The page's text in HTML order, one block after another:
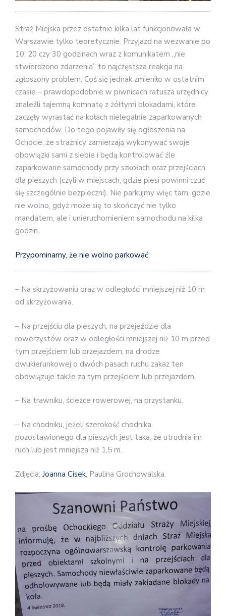
Straż Miejska przez ostatnie kilka lat funkcjonowała w
Warszawie tylko teoretycznie. Przyjazd na wezwanie po
10, 20 czy 30 godzinach wraz z komunikatem „nie
stwierdzono zdarzenia” to najczęstsza reakcja na
zgłoszony problem. Coś się jednak zmieniło w ostatnim
czasie – prawdopodobnie w piwnicach ratusza urzędnicy
znaleźli tajemną komnatę z żółtymi blokadami, które
zaczęły wyrastać na kołach nielegalnie zaparkowanych
samochodów. Do tego pojawiły się ogłoszenia na
Ochocie, że strażnicy zamierzają wykonywać swoje
obowiązki sami z siebie i będą kontrolować źle
zaparkowane samochody przy szkołach oraz przejściach
dla pieszych (czyli w miejscach, gdzie piesi powinni czuć
się szczególnie bezpieczni). Nie parkujmy więc tam, gdzie
nie wolno, gdyż może się to skończyć nie tylko
mandatem, ale i unieruchomieniem samochodu na kilka
godzin.
Przypominamy, że nie wolno parkować:
– Na skrzyżowaniu oraz w odległości mniejszej niż 10 m
od skrzyżowania.
– Na przejściu dla pieszych, na przejeździe dla
rowerzystów oraz w odległości mniejszej niż 10 m przed
tym przejściem lub przejazdem; na drodze
dwukierunkowej o dwóch pasach ruchu zakaz ten
obowiązuje także za tym przejściem lub przejazdem.
– Na trawniku, ścieżce rowerowej, na przystanku.
– Na chodniku, jeżeli szerokość chodnika
pozostawionego dla pieszych jest taka, że utrudnia im
ruch lub jest mniejsza niż 1,5 m.
Zdjęcia: Joanna Cisek, Paulina Grochowalska.